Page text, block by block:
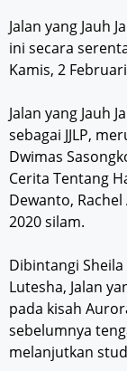
Jalan yang Jauh
ini secara
Kamis, 2
Jalan yang Jauh
sebagai JJLP,
Dwimas
Cerita Tentang
Dewanto,
2020 silam.
Dibintangi
Lutesha, Jalan
pada kisah
sebelumnya
melanjutkan